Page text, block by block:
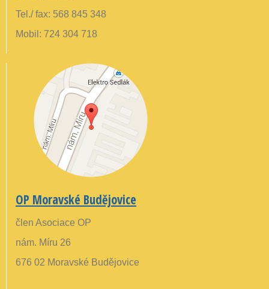
Tel./ fax: 568 845 348
Mobil: 724 304 718
OP Moravské Budějovice
člen Asociace OP
nám. Míru 26
676 02 Moravské Budějovice